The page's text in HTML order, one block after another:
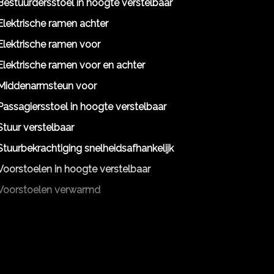
in hoogte verstelbaar
ramen achter
ramen voor
ramen voor en achter
voor
in hoogte verstelbaar
verstelbaar
snelheidsafhankelijk
in hoogte verstelbaar
verwarmd